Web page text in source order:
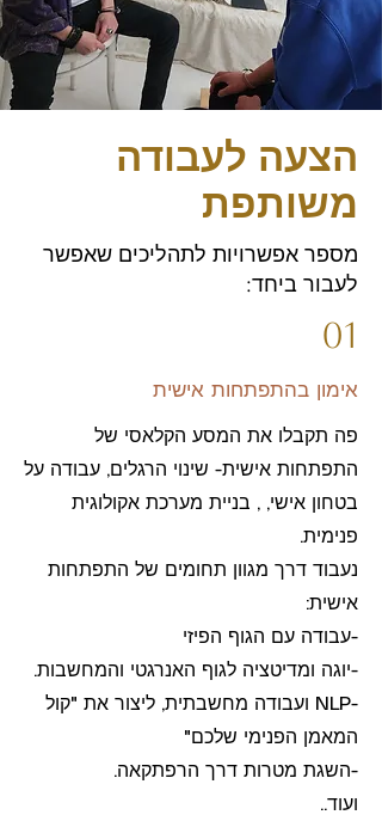
הצעה לעבודה
משותפת
מספר אפשרויות לתהליכים שאפשר
לעבור ביחד:
01
אימון בהתפתחות אישית
פה תקבלו את המסע הקלאסי של
התפתחות אישית- שינוי הרגלים, עבודה על
בטחון אישי, , בניית מערכת אקולוגית
פנימית.
נעבוד דרך מגוון תחומים של התפתחות
אישית:
-עבודה עם הגוף הפיזי
-יוגה ומדיטציה לגוף האנרגטי והמחשבות.
-NLP ועבודה מחשבתית, ליצור את "קול
המאמן הפנימי שלכם"
-השגת מטרות דרך הרפתקאה.
ועוד..